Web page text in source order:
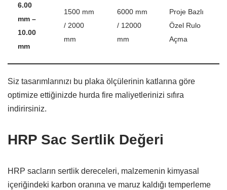
6.00
mm –
10.00
mm
1500 mm
/ 2000
mm
6000 mm
/ 12000
mm
Proje Bazlı
Özel Rulo
Açma
Siz tasarımlarınızı bu plaka ölçülerinin katlarına göre
optimize ettiğinizde hurda fire maliyetlerinizi sıfıra
indirirsiniz.
HRP Sac Sertlik Değeri
HRP sacların sertlik dereceleri, malzemenin kimyasal
içeriğindeki karbon oranına ve maruz kaldığı temperleme